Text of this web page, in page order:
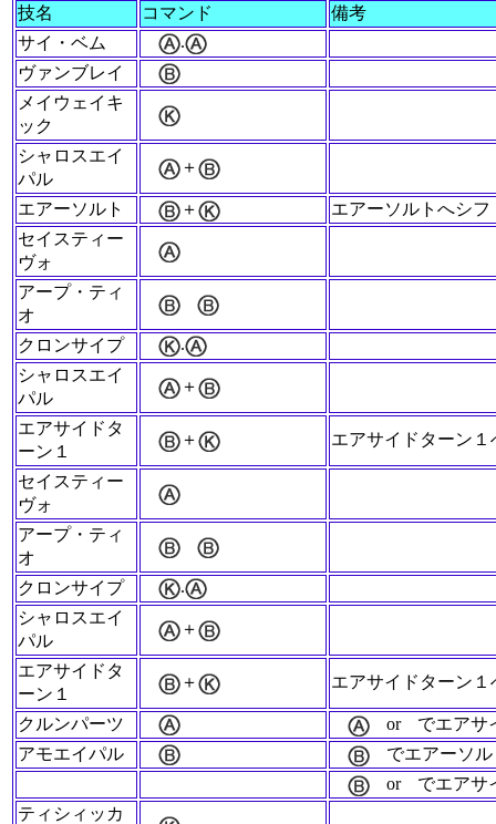
技名 コマンド
備考
サイ・ベム
.
ヴァンブレイ
メイウェイキ
ック
シャロスエイ
パル
＋
エアーソルト ＋
エアーソルトへシフ
セイスティー
ヴォ
アープ・ティ
オ
クロンサイプ
.
シャロスエイ
パル
＋
エアサイドタ
ーン１
＋ エアサイドターン１
セイスティー
ヴォ
アープ・ティ
オ
クロンサイプ
.
シャロスエイ
パル
＋
エアサイドタ
ーン１
＋ エアサイドターン１
クルンパーツ or
でエアサ
アモエイパル
でエアーソ
or
でエアサ
ティシィッカ